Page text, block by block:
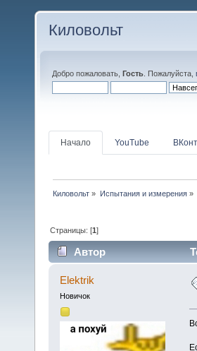
Киловольт
Добро пожаловать, Гость . Пожалуйста,
Начало YouTube
Киловольт » Испытания и измерения»
Страницы: [1]
Автор
Elektrik
Новичок